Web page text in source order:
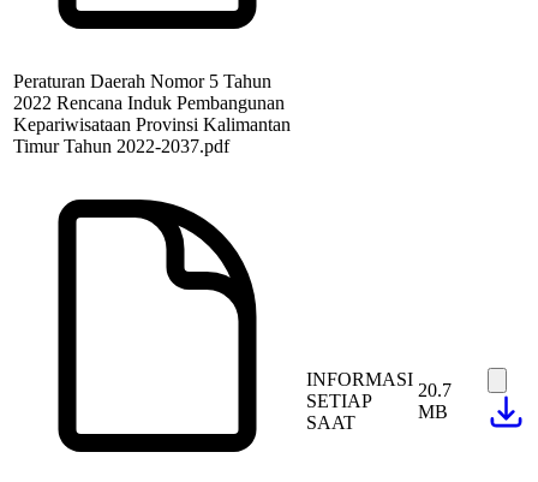
Peraturan Daerah Nomor 5 Tahun
2022 Rencana Induk Pembangunan
Kepariwisataan Provinsi Kalimantan
Timur Tahun 2022-2037.pdf
INFORMASI
SETIAP
SAAT
20.7
MB